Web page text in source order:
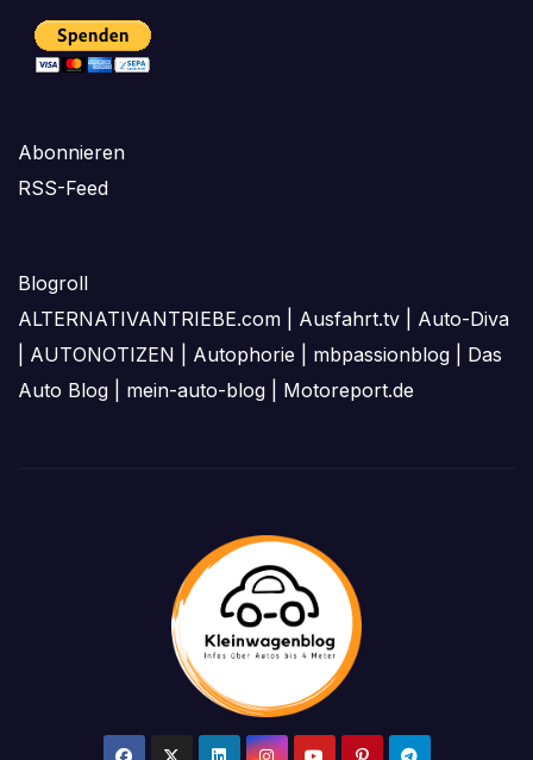
Abonnieren
RSS-Feed
Blogroll
ALTERNATIVANTRIEBE.com
Ausfahrt.tv
Auto-Diva
AUTONOTIZEN Autophorie mbpassionblog
Das
Auto Blog
mein-auto-blog Motoreport.de